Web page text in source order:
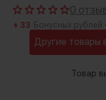
0
+ 33 Бонусных рублей
Другие товары
Товар